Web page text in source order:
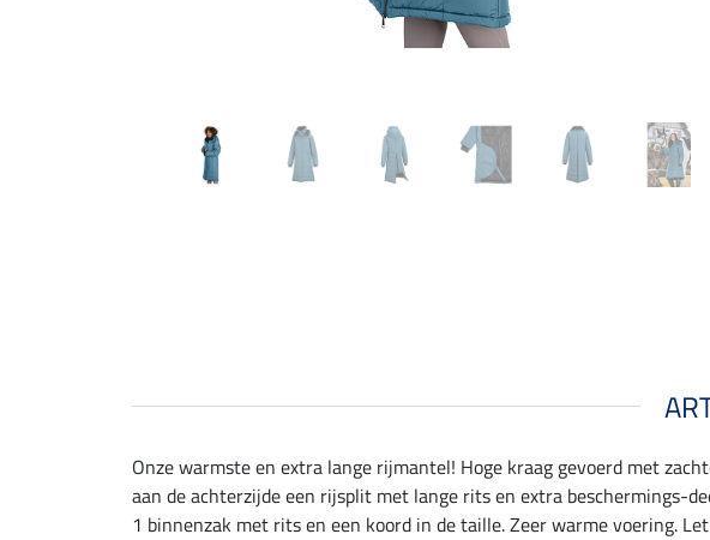
Onze warmste en extra lange rijmantel! Hoge kraag gevoerd met
aan de achterzijde een rijsplit met lange rits en extra beschermings-
1 binnenzak met rits en een koord in de taille. Zeer warme voering.